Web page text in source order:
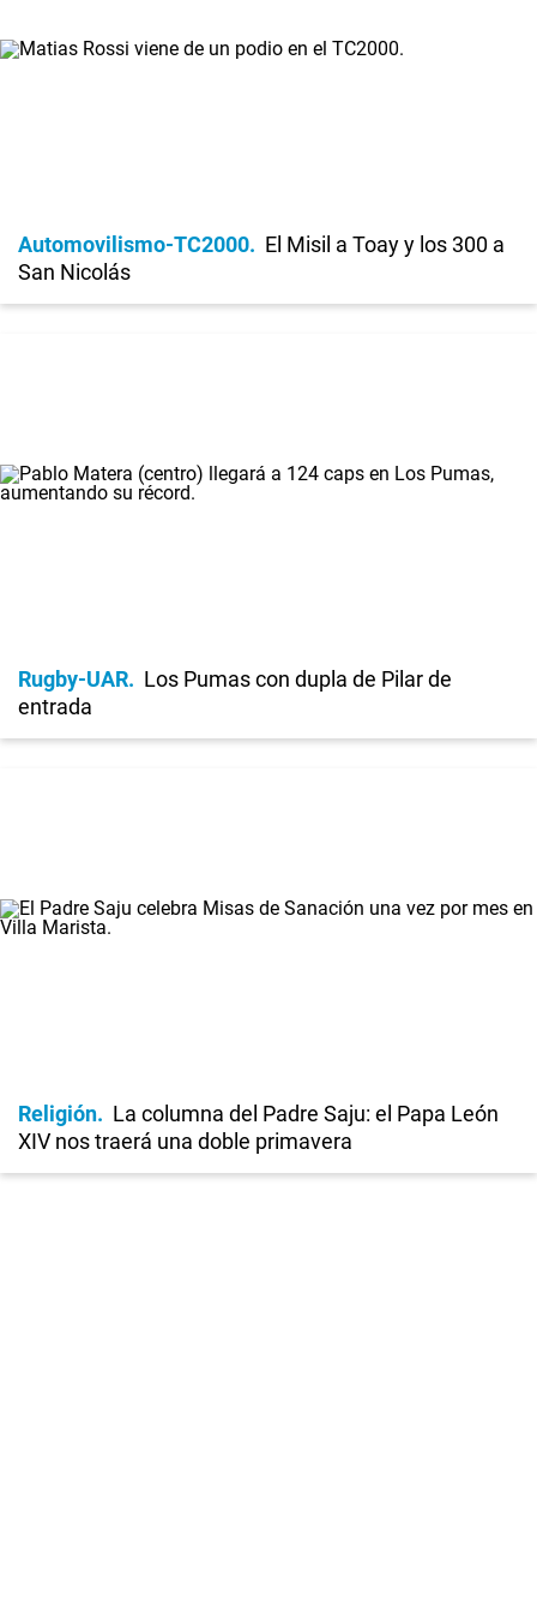
Automovilismo-TC2000
El Misil a Toay y los 300 a
San Nicolás
Rugby-UAR
Los Pumas con dupla de Pilar de
entrada
Religión
La columna del Padre Saju: el Papa León
XIV nos traerá una doble primavera